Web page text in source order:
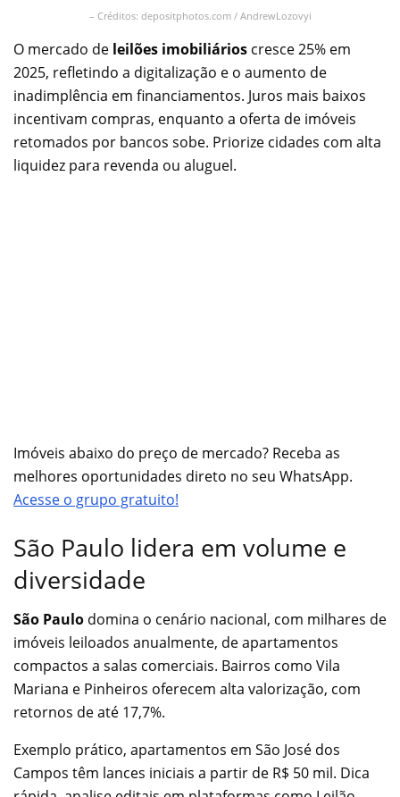
– Créditos: depositphotos.com / AndrewLozovyi
O mercado de leilões imobiliários cresce 25% em
2025, refletindo a digitalização e o aumento de
inadimplência em financiamentos. Juros mais baixos
incentivam compras, enquanto a oferta de imóveis
retomados por bancos sobe. Priorize cidades com alta
liquidez para revenda ou aluguel.
Imóveis abaixo do preço de mercado? Receba as
melhores oportunidades direto no seu WhatsApp.
Acesse o grupo gratuito!
São Paulo lidera em volume e
diversidade
São Paulo domina o cenário nacional, com milhares de
imóveis leiloados anualmente, de apartamentos
compactos a salas comerciais. Bairros como Vila
Mariana e Pinheiros oferecem alta valorização, com
retornos de até 17,7%.
Exemplo prático, apartamentos em São José dos
Campos têm lances iniciais a partir de R$ 50 mil. Dica